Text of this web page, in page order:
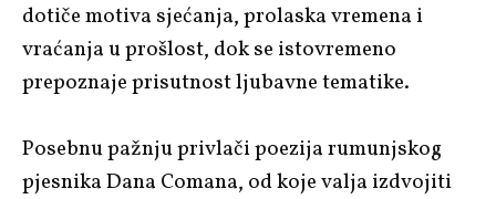
dotiče motiva sjećanja, prolaska vremena i
vraćanja u prošlost, dok se istovremeno
prepoznaje prisutnost ljubavne tematike.
Posebnu pažnju privlači poezija rumunjskog
pjesnika Dana Comana, od koje valja izdvojiti